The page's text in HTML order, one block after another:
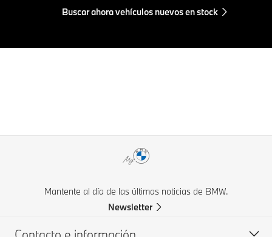
Buscar ahora vehículos nuevos en stock
Mantente al día de las últimas noticias de BMW.
Newsletter